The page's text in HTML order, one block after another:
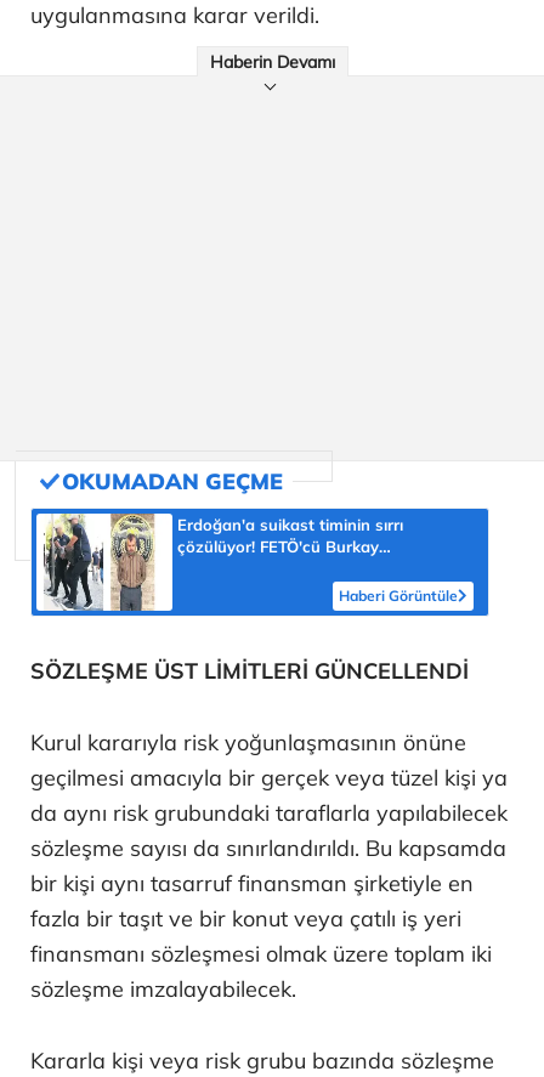
uygulanmasına karar verildi.
Haberin Devamı
Erdoğan'a suikast timinin sırrı
çözülüyor! FETÖ'cü Burkay
Haberi Görüntüle
SÖZLEŞME ÜST LİMİTLERİ GÜNCELLENDİ
Kurul kararıyla risk yoğunlaşmasının önüne
geçilmesi amacıyla bir gerçek veya tüzel kişi ya
da aynı risk grubundaki taraflarla yapılabilecek
sözleşme sayısı da sınırlandırıldı. Bu kapsamda
bir kişi aynı tasarruf finansman şirketiyle en
fazla bir taşıt ve bir konut veya çatılı iş yeri
finansmanı sözleşmesi olmak üzere toplam iki
sözleşme imzalayabilecek.
Kararla kişi veya risk grubu bazında sözleşme